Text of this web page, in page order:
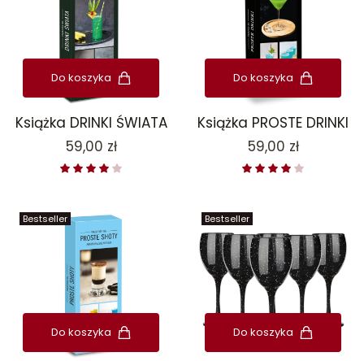
Do koszyka
Książka DRINKI ŚWIATA
Cena
59,00 zł
Do koszyka
Książka PROSTE DRINKI
Cena
59,00 zł
Bestseller
Do koszyka
Bestseller
Do koszyka